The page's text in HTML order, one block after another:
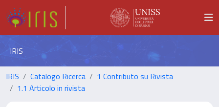
IRIS
IRIS Catalogo Ricerca
1 Contributo su Rivista
1.1 Articolo in rivista